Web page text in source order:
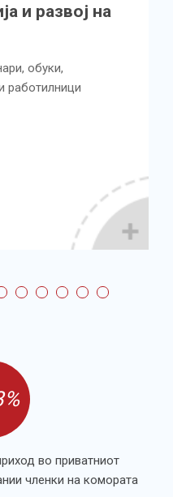
и развој на
обуки,
работилници
во приватниот
членки на комората